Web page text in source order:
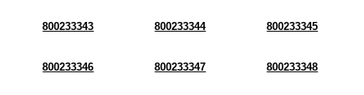
800233343 800233344 800233345
800233346 800233347 800233348